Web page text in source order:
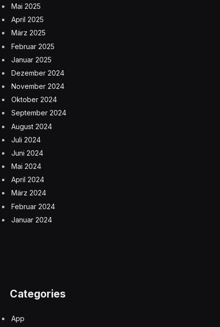
Mai 2025
April 2025
März 2025
Februar 2025
Januar 2025
Dezember 2024
November 2024
Oktober 2024
September 2024
August 2024
Juli 2024
Juni 2024
Mai 2024
April 2024
März 2024
Februar 2024
Januar 2024
Categories
App